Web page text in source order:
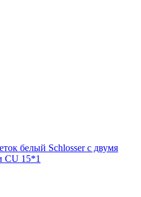
белый Schlosser с двумя
CU 15*1